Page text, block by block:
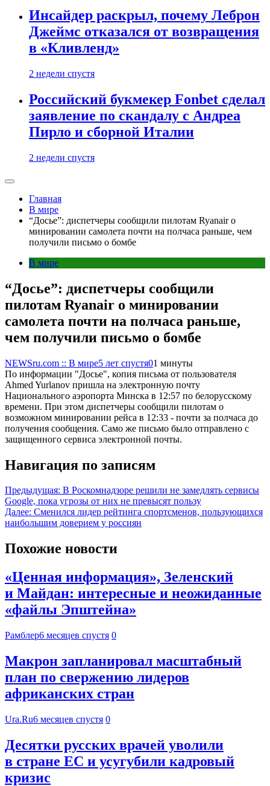
Инсайдер раскрыл, почему Леброн
Джеймс отказался от возвращения
в «Кливленд»
2 недели спустя
Российский букмекер Fonbet сделал
заявление по скандалу с Андреа
Пирло и сборной Италии
2 недели спустя
Главная
В мире
“Досье”: диспетчеры сообщили пилотам Ryanair о
минировании самолета почти на полчаса раньше, чем
получили письмо о бомбе
В мире
“Досье”: диспетчеры сообщили
пилотам Ryanair о минировании
самолета почти на полчаса раньше,
чем получили письмо о бомбе
NEWSru.com :: В мире5 лет спустя01 минуты
По информации "Досье", копия письма от пользователя
Ahmed Yurlanov пришла на электронную почту
Национального аэропорта Минска в 12:57 по белорусскому
времени. При этом диспетчеры сообщили пилотам о
возможном минировании рейса в 12:33 - почти за полчаса до
получения сообщения. Само же письмо было отправлено с
защищенного сервиса электронной почты.
Навигация по записям
Предыдущая: В Роскомнадзоре решили не замедлять сервисы
Google, пока угрозы от них не превысят пользу
Далее: Сменился лидер рейтинга спортсменов, пользующихся
наибольшим доверием у россиян
Похожие новости
«Ценная информация», Зеленский
и Майдан: интересные и неожиданные
«файлы Эпштейна»
Рамблер6 месяцев спустя 0
Макрон запланировал масштабный
план по свержению лидеров
африканских стран
Ura.Ru6 месяцев спустя 0
Десятки русских врачей уволили
в стране ЕС и усугубили кадровый
кризис